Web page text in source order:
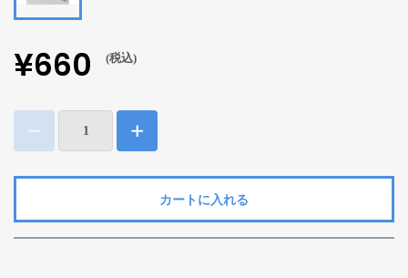
¥660 (税込)
カートに入れる